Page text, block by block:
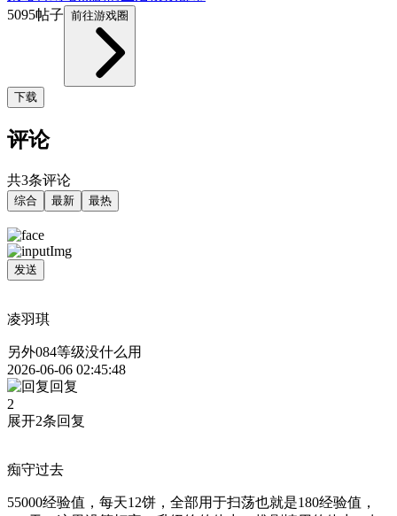
5095帖子 前往游戏圈
下载
评论
共3条评论
综合 最新 最热
发送
凌羽琪
另外084等级没什么用
2026-06-06 02:45:48
回复
2
展开2条回复
痴守过去
55000经验值，每天12饼，全部用于扫荡也就是180经验值，